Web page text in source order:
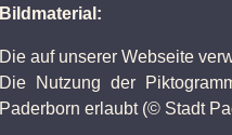
Bildmaterial:
Die auf unserer Webseite
Die Nutzung der
Paderborn erlaubt (© Stadt